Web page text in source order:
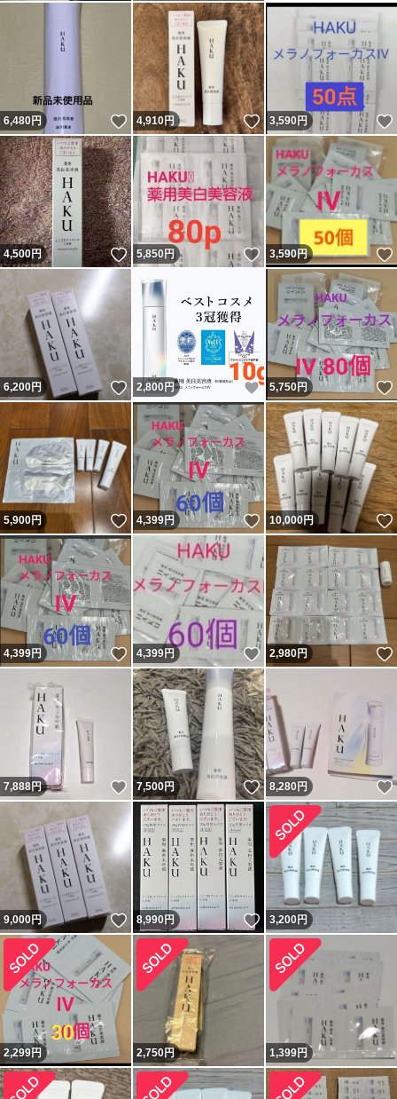
6,480円 いいね！
4,910円 いいね！
3,590円
4,500円 いいね！
5,850円 いいね！
3,590円
6,200円 いいね！
2,800 円 いいね！
5,750円
5,900円 いいね！
4,399円 いいね！
10,000円
4,399円 いいね！
4,399円 いいね！
2,980円
7,888円 いいね！
7,500円 いいね！
8,280円
9,000円 いいね！
8,990円 いいね！
3,200円
2,299円 2,750円 1,399円